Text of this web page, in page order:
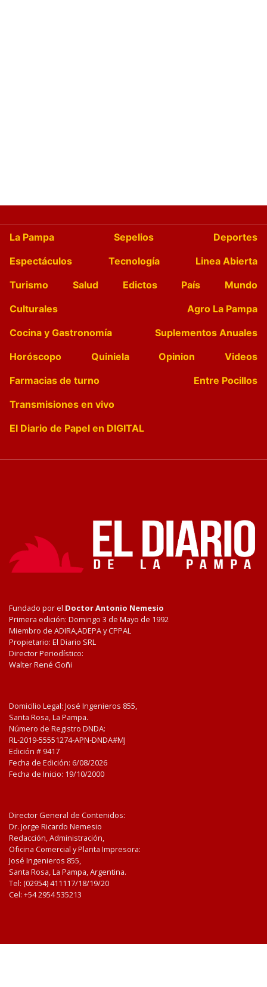
La Pampa Sepelios
Deportes
Espectáculos
Tecnología
Linea Abierta
Turismo
Salud Edictos País
Mundo
Culturales
Agro La Pampa
Cocina y Gastronomía
Suplementos Anuales
Horóscopo
Quiniela Opinion
Videos
Farmacias de turno
Entre Pocillos
Transmisiones en vivo
El Diario de Papel en DIGITAL
Fundado por el Doctor Antonio Nemesio
Primera edición: Domingo 3 de Mayo de 1992
Miembro de ADIRA,ADEPA y CPPAL
Propietario: El Diario SRL
Director Periodístico:
Walter René Goñi
Domicilio Legal: José Ingenieros 855,
Santa Rosa, La Pampa.
Número de Registro DNDA:
RL-2019-55551274-APN-DNDA#MJ
Edición # 9417
Fecha de Edición: 6/08/2026
Fecha de Inicio: 19/10/2000
Director General de Contenidos:
Dr. Jorge Ricardo Nemesio
Redacción, Administración,
Oficina Comercial y Planta Impresora:
José Ingenieros 855,
Santa Rosa, La Pampa, Argentina.
Tel: (02954) 411117/18/19/20
Cel: +54 2954 535213